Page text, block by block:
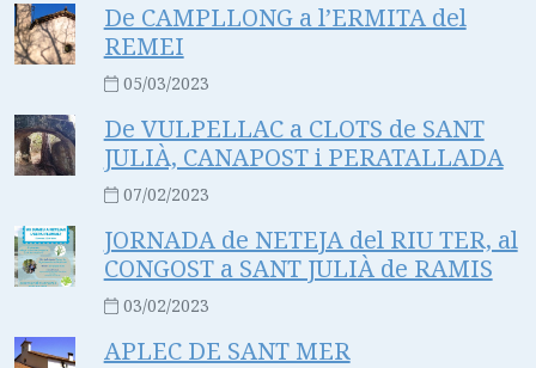
De CAMPLLONG a l’ERMITA del
REMEI
05/03/2023
De VULPELLAC a CLOTS de SANT
JULIÀ, CANAPOST i PERATALLADA
07/02/2023
JORNADA de NETEJA del RIU TER, al
CONGOST a SANT JULIÀ de RAMIS
03/02/2023
APLEC DE SANT MER